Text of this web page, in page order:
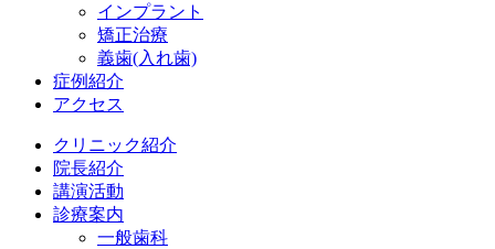
インプラント
矯正治療
義歯(入れ歯)
症例紹介
アクセス
クリニック紹介
院長紹介
講演活動
診療案内
一般歯科